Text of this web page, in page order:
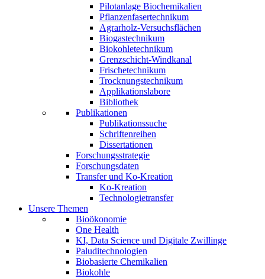
Pilotanlage Biochemikalien
Pflanzenfasertechnikum
Agrarholz-Versuchsflächen
Biogastechnikum
Biokohletechnikum
Grenzschicht-Windkanal
Frischetechnikum
Trocknungstechnikum
Applikationslabore
Bibliothek
Publikationen
Publikationssuche
Schriftenreihen
Dissertationen
Forschungsstrategie
Forschungsdaten
Transfer und Ko-Kreation
Ko-Kreation
Technologietransfer
Unsere Themen
Bioökonomie
One Health
KI, Data Science und Digitale Zwillinge
Paluditechnologien
Biobasierte Chemikalien
Biokohle